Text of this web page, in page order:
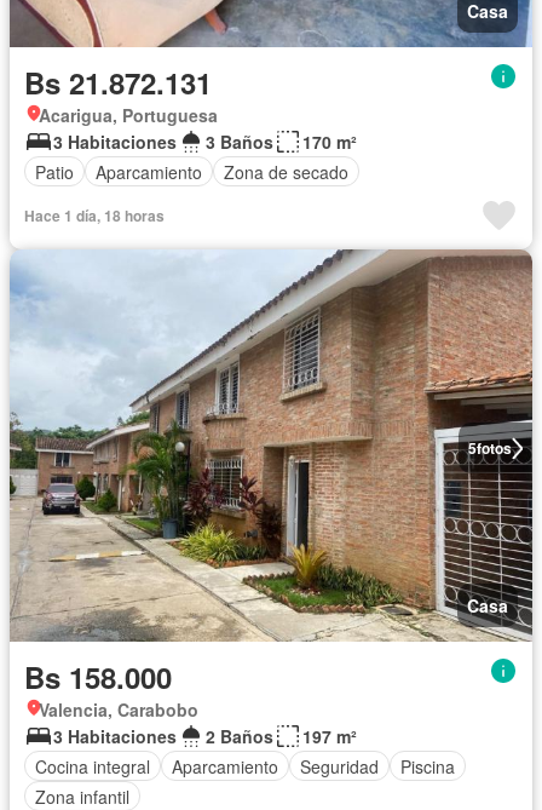
Casa
Bs 21.872.131
Acarigua, Portuguesa
3 Habitaciones
3 Baños
170 m²
Patio
Aparcamiento Zona de secado
Hace 1 día, 18 horas
5fotos
Casa
Bs 158.000
Valencia, Carabobo
3 Habitaciones
2 Baños
197 m²
Cocina integral
Aparcamiento Seguridad
Piscina
Zona infantil